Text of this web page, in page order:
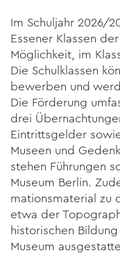
Im Schuljahr 2026/
Essener Klassen
Mög­lichkeit, im
Die Schulklassen
bewerben und
Die För­derung
drei
Eintritts­gelder
Museen und
stehen Führungen
Museum Berlin.
mationsmaterial zu
etwa der
historischen
Museum